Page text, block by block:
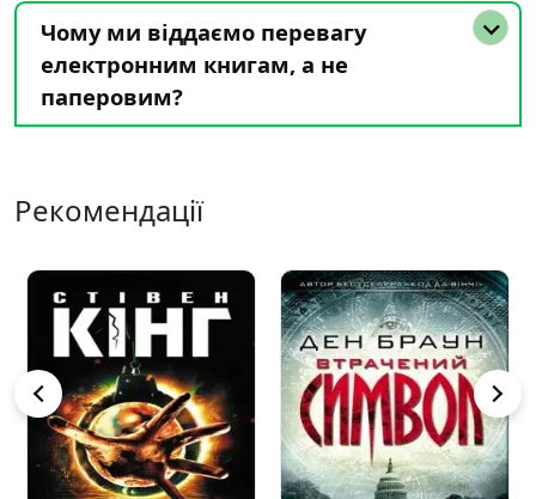
Чому ми віддаємо перевагу
електронним книгам, а не
паперовим?
Рекомендації